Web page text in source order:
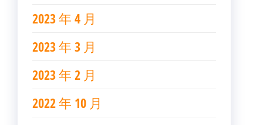
2023 年 4 月
2023 年 3 月
2023 年 2 月
2022 年 10 月